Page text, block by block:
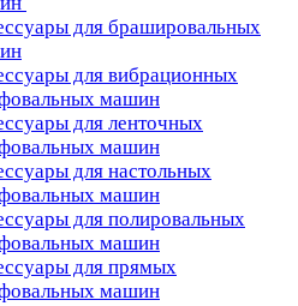
для брашировальных
для вибрационных
машин
для ленточных
машин
для настольных
машин
для полировальных
машин
для прямых
машин